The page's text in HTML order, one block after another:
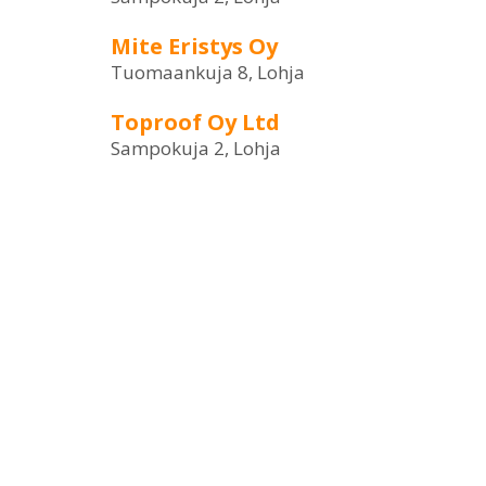
Mite Eristys Oy
Tuomaankuja 8, Lohja
Toproof Oy Ltd
Sampokuja 2, Lohja